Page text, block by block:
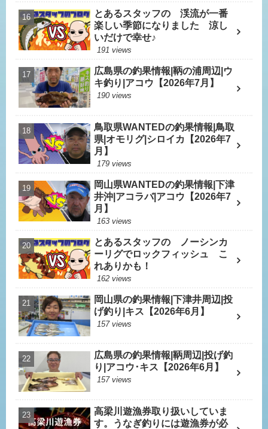
とあるスタッフの 渓流が一番
楽しい季節になりました 涼し
いだけで幸せ♪
191 views
広島県の釣果情報|鞆の浦周辺|ウ
キ釣り|アコウ【2026年7月】
190 views
鳥取県WANTEDの釣果情報|鳥取
県|オモリグ|シロイカ【2026年7
月】
179 views
岡山県WANTEDの釣果情報|下津
井沖|アコラバ|アコウ【2026年7
月】
163 views
とあるスタッフの ノーシンカ
ーリグでロックフィッシュ こ
れありかも！
162 views
岡山県の釣果情報|下津井周辺|投
げ釣り|キス【2026年6月】
157 views
広島県の釣果情報|鞆周辺|投げ釣
り|アコウ･キス【2026年6月】
157 views
高梁川遊漁券取り扱いしていま
す。うなぎ釣りには遊漁券が必